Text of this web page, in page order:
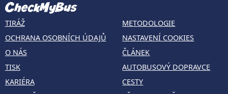
TIRÁŽ
OCHRANA OSOBNÍCH ÚDAJŮ
O NÁS
TISK
KARIÉRA
METODOLOGIE
NASTAVENÍ COOKIES
ČLÁNEK
AUTOBUSOVÝ DOPRAVCE
CESTY